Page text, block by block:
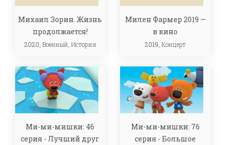
Михаил Зорин. Жизнь
продолжается!
2020, Военный, История
Милен Фармер 2019 —
в кино
2019,Концерт
Ми-ми-мишки: 46
серия - Лучший друг
Ми-ми-мишки: 76
серия - Большое